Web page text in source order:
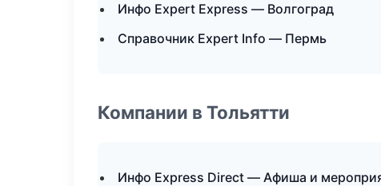
Инфо Expert Express — Волгоград
Справочник Expert Info — Пермь
Компании в Тольятти
Инфо Express Direct — Афиша и